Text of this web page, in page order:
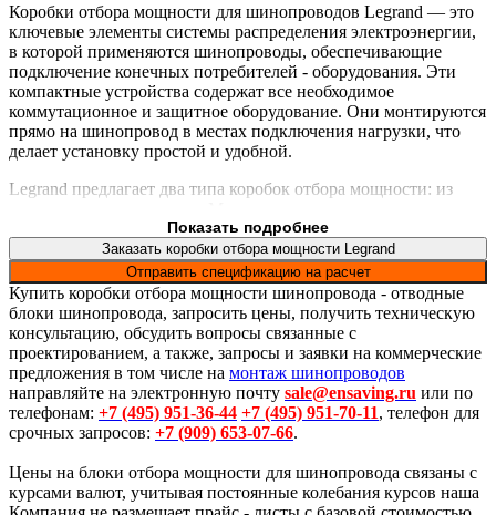
Коробки отбора мощности для шинопроводов Legrand — это
ключевые элементы системы распределения электроэнергии,
в которой применяются шинопроводы, обеспечивающие
подключение конечных потребителей - оборудования. Эти
компактные устройства содержат все необходимое
коммутационное и защитное оборудование. Они монтируются
прямо на шинопровод в местах подключения нагрузки, что
делает установку простой и удобной.
Legrand предлагает два типа коробок отбора мощности: из
рассчитаны на токи от 63А до 250А, а металлические
варианты покрывают диапазон от 63А до 630 . Использование
качественных материалов обеспечивает надежную защиту от
внешних воздействий и длительный срок службы.
Отводные блоки шинопровода Legrand доступны с разными
степенями защиты IP, что позволяет подобрать оптимальное
решение для любых условий эксплуатации. Они могут быть
оснащены автоматическими выключателями,
предохранителями и другими защитными устройствами,
обеспечивая безопасность и эффективность системы
электроснабжения.
Преимуществом отводных блоков Legrand является простота
монтажа и обслуживания. Их можно устанавливать на
Показать подробнее
Заказать коробки отбора мощности Legrand
Отправить спецификацию на расчет
Купить коробки отбора мощности шинопровода - отводные
блоки шинопровода, запросить цены, получить техническую
консультацию, обсудить вопросы связанные с
проектированием, а также, запросы и заявки на коммерческие
предложения в том числе на монтаж шинопроводов
направляйте на электронную почту sale@ensaving.ru или по
телефонам: +7 (495) 951-36-44 +7 (495) 951-70-11, телефон для
срочных запросов: +7 (909) 653-07-66.
Цены на блоки отбора мощности для шинопровода связаны с
курсами валют, учитывая постоянные колебания курсов наша